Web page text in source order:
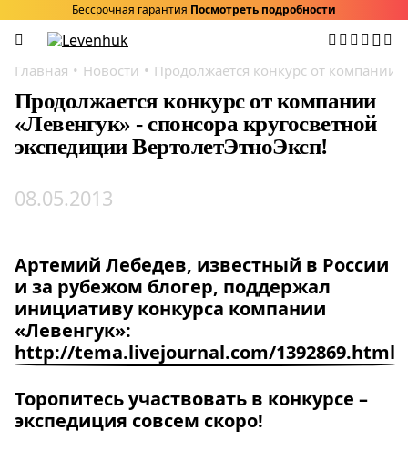
Бессрочная гарантия Посмотреть подробности
Главная Новости Продолжается конкурс от компании
Продолжается конкурс от компании
«Левенгук» - спонсора кругосветной
экспедиции ВертолетЭтноЭксп!
08.05.2013
Артемий Лебедев, известный в России
и за рубежом блогер, поддержал
инициативу конкурса компании
«Левенгук»:
http://tema.livejournal.com/1392869.html
Торопитесь участвовать в конкурсе –
экспедиция совсем скоро!